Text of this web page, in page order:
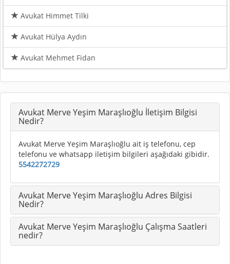
Avukat Himmet Tilki
Avukat Hülya Aydın
Avukat Mehmet Fidan
Avukat Merve Yeşim Maraşlıoğlu İletişim Bilgisi
Nedir?
Avukat Merve Yeşim Maraşlıoğlu ait iş telefonu, cep
telefonu ve whatsapp iletişim bilgileri aşağıdaki gibidir.
5542272729
Avukat Merve Yeşim Maraşlıoğlu Adres Bilgisi
Nedir?
Avukat Merve Yeşim Maraşlıoğlu Çalışma Saatleri
nedir?